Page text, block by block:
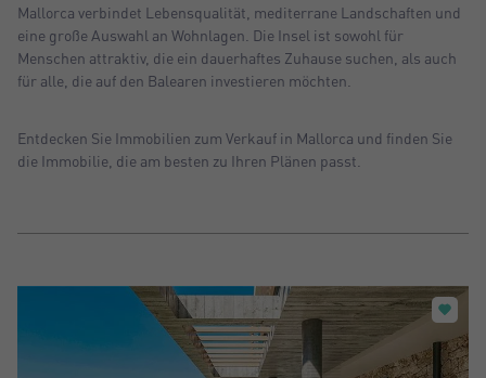
Sortiern nach: Meist besuchte
Mallorca verbindet Lebensqualität, mediterrane Landschaften und
eine große Auswahl an Wohnlagen. Die Insel ist sowohl für
Menschen attraktiv, die ein dauerhaftes Zuhause suchen, als auch
für alle, die auf den Balearen investieren möchten.
Entdecken Sie Immobilien zum Verkauf in Mallorca und finden Sie
die Immobilie, die am besten zu Ihren Plänen passt.